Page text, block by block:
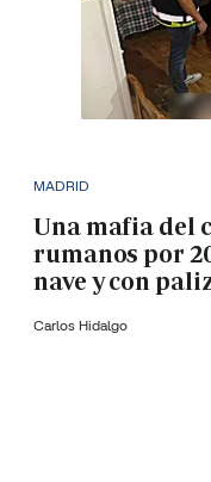
MADRID
Una mafia del
rumanos por
nave y con
Carlos Hidalgo